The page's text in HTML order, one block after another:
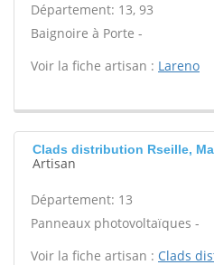
Département: 13, 93
Baignoire à Porte -
Voir la fiche artisan : Lareno
Clads distribution Rseille,
Artisan
Département: 13
Panneaux photovoltaïques -
Voir la fiche artisan : Clads